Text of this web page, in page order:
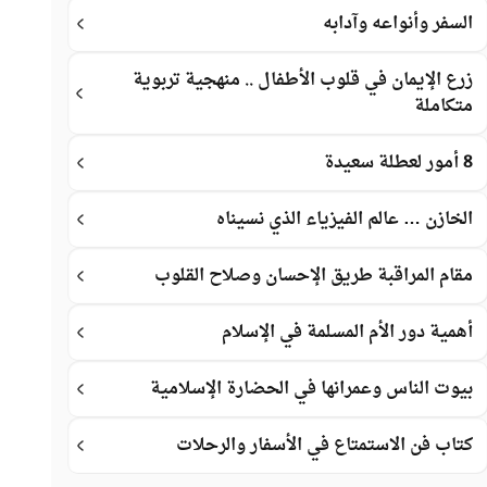
السفر وأنواعه وآدابه
زرع الإيمان في قلوب الأطفال .. منهجية تربوية
متكاملة
8 أمور لعطلة سعيدة
الخازن … عالم الفيزياء الذي نسيناه
مقام المراقبة طريق الإحسان وصلاح القلوب
أهمية دور الأم المسلمة في الإسلام
بيوت الناس وعمرانها في الحضارة الإسلامية
كتاب فن الاستمتاع في الأسفار والرحلات